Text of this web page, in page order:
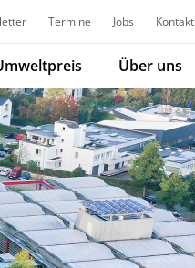
Termine Jobs Kontakt
Über uns